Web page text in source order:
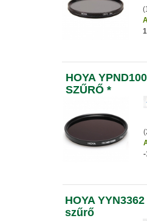
HOYA
SZŰRŐ *
HOYA
szűrő